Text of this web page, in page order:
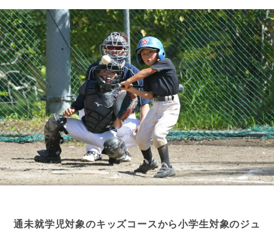
通未就学児対象のキッズコースから小学生対象のジュ